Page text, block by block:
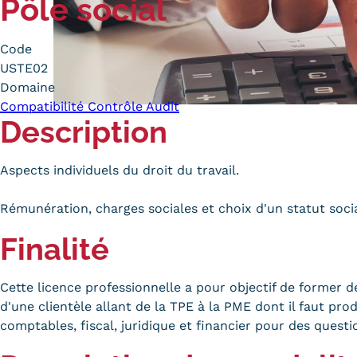
Quoi de neuf au Cnam BFC?
Actualités
Agenda
Revue de presse
Contact
Contacts services
Formulaire de contact
Menu
Mentions
Mentions légales RGPD CGU CGV Cookies
Pôle social
Code
USTE02
Domaine
Compatibilité Contrôle Audit
Description
Aspects individuels du droit du travail.
Rémunération, charges sociales et choix d'un statut
Finalité
Cette licence professionnelle a pour objectif de former
d'une clientèle allant de la TPE à la PME dont il faut
comptables, fiscal, juridique et financier pour des